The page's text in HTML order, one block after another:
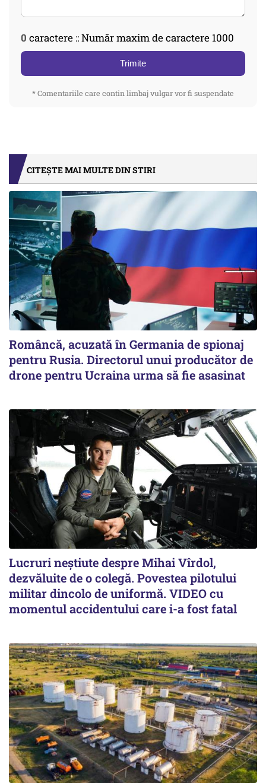
0 caractere :: Număr maxim de caractere 1000
Trimite
* Comentariile care contin limbaj vulgar vor fi suspendate
CITEȘTE MAI MULTE DIN STIRI
Româncă, acuzată în Germania de spionaj
pentru Rusia. Directorul unui producător de
drone pentru Ucraina urma să fie asasinat
Lucruri neștiute despre Mihai Vîrdol,
dezvăluite de o colegă. Povestea pilotului
militar dincolo de uniformă. VIDEO cu
momentul accidentului care i-a fost fatal